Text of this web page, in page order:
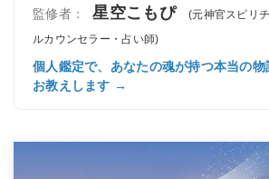
監修者： 星空こもぴ
(元神官スピリ
ルカウンセラー・占い師)
個人鑑定で、あなたの魂が持つ本当の物
お教えします →